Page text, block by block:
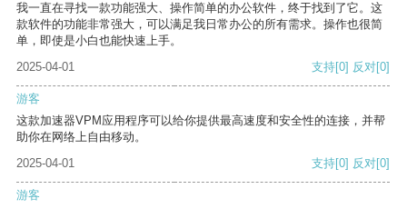
我一直在寻找一款功能强大、操作简单的办公软件，终于找到了它。这
款软件的功能非常强大，可以满足我日常办公的所有需求。操作也很简
单，即使是小白也能快速上手。
2025-04-01
支持[0] 反对[0]
游客
这款加速器VPM应用程序可以给你提供最高速度和安全性的连接，并帮
助你在网络上自由移动。
2025-04-01
支持[0] 反对[0]
游客